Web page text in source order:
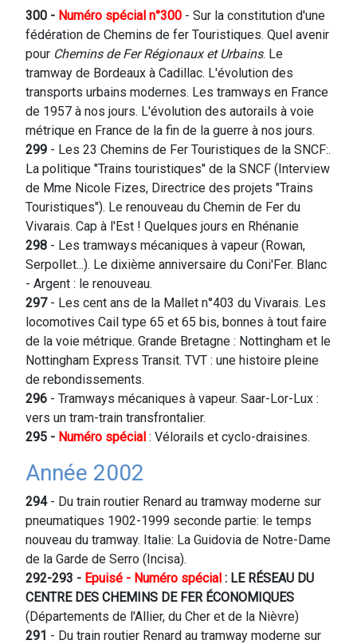
300 - Numéro spécial n°300 - Sur la constitution d'une
fédération de Chemins de fer Touristiques. Quel avenir
pour Chemins de Fer Régionaux et Urbains. Le
tramway de Bordeaux à Cadillac. L'évolution des
transports urbains modernes. Les tramways en France
de 1957 à nos jours. L'évolution des autorails à voie
métrique en France de la fin de la guerre à nos jours.
299 - Les 23 Chemins de Fer Touristiques de la SNCF:.
La politique "Trains touristiques" de la SNCF (Interview
de Mme Nicole Fizes, Directrice des projets "Trains
Touristiques"). Le renouveau du Chemin de Fer du
Vivarais. Cap à l'Est ! Quelques jours en Rhénanie
298 - Les tramways mécaniques à vapeur (Rowan,
Serpollet...). Le dixième anniversaire du Coni'Fer. Blanc
- Argent : le renouveau.
297- Les cent ans de la Mallet n°403 du Vivarais. Les
locomotives Cail type 65 et 65 bis, bonnes à tout faire
de la voie métrique. Grande Bretagne : Nottingham et le
Nottingham Express Transit. TVT : une histoire pleine
de rebondissements.
296 - Tramways mécaniques à vapeur. Saar-Lor-Lux :
vers un tram-train transfrontalier.
295 - Numéro spécial : Vélorails et cyclo-draisines.
Année 2002
294- Du train routier Renard au tramway moderne sur
pneumatiques 1902-1999 seconde partie: le temps
nouveau du tramway. Italie: La Guidovia de Notre-Dame
de la Garde de Serro (Incisa).
292-293 - Epuisé - Numéro spécial : LE RÉSEAU DU
CENTRE DES CHEMINS DE FER ÉCONOMIQUES
(Départements de l'Allier, du Cher et de la Nièvre)
291 - Du train routier Renard au tramway moderne sur